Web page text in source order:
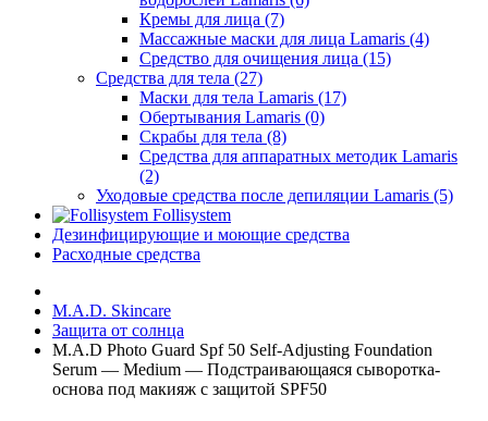
Кремы для лица (7)
Массажные маски для лица Lamaris (4)
Средство для очищения лица (15)
Средства для тела (27)
Маски для тела Lamaris (17)
Обертывания Lamaris (0)
Скрабы для тела (8)
Средства для аппаратных методик Lamaris
(2)
Уходовые средства после депиляции Lamaris (5)
Follisystem
Дезинфицирующие и моющие средства
Расходные средства
M.A.D. Skincare
Защита от солнца
M.A.D Photo Guard Spf 50 Self-Adjusting Foundation
Serum — Medium — Подстраивающаяся сыворотка-
основа под макияж с защитой SPF50